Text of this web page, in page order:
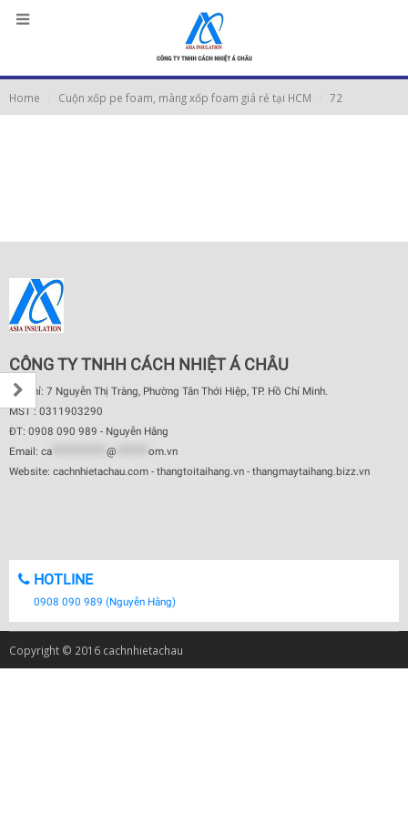
Home Cuộn xốp pe foam, màng xốp foam giá rẻ tại HCM 72
CÔNG TY TNHH CÁCH NHIỆT Á CHÂU
Địa chỉ: 7 Nguyễn Thị Tràng, Phường Tân Thới Hiệp, TP. Hồ Chí Minh.
MST : 0311903290
ĐT: 0908 090 989 - Nguyễn Hằng
Email: ca @
om.vn
Website: cachnhietachau.com - thangtoitaihang.vn - thangmaytaihang.bizz.vn
HOTLINE
0908 090 989 (Nguyễn Hằng)
Copyright © 2016 cachnhietachau